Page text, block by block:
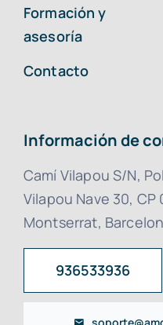
Formación y
asesoría
Contacto
Información de
Camí Vilapou S/N,
Vilapou Nave 30, CP
Montserrat,
936533936